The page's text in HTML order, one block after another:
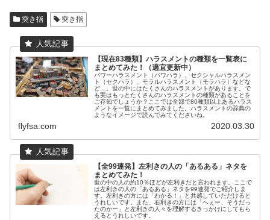
突き指 突き指
【現在83種類】ハラスメントの種類を一覧表に
まとめてみた！（適宜更新中）
パワーハラスメント（パワハラ）、セクシャルハラスメン
ト（セクハラ）、モラルハラスメント（モラハラ）などな
ど…。世の中にはたくさんのハラスメントがあります。で
も実はもっとたくさんのハラスメントの種類があることを
ご存知でしょうか？ここでは全部で80種類以上あるハラス
メントを一覧にまとめてみました。ハラスメントの辞典の
ようなイメージで読んでみてくださいね。
flyfsa.com 2020.03.30
【全99連発】左利きの人の「あるある」ネタを
まとめてみた！
世の中の人の約10％ほどが左利きだと言われます。ここで
は左利きの人の「あるある」ネタを99連発でご紹介しま
す。左利きの方には「わかる！」と共感していただけると
うれしいです。また、右利きの方には「へぇー、そうだっ
たのかー」と左利きの人々を理解するきっかけにしてもら
えるとうれしいです。